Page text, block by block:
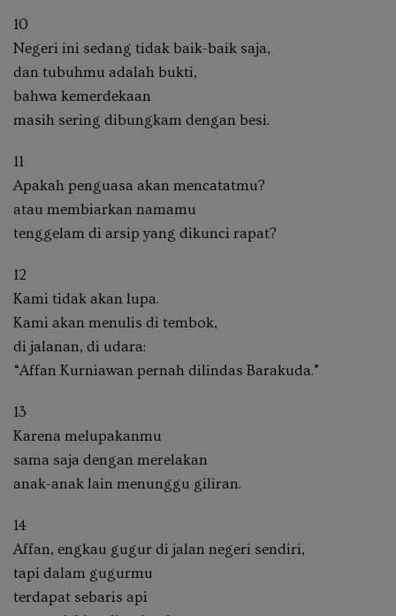
10
Negeri ini sedang tidak baik-baik saja,
dan tubuhmu adalah bukti,
bahwa kemerdekaan
masih sering dibungkam dengan besi.
11
Apakah penguasa akan mencatatmu?
atau membiarkan namamu
tenggelam di arsip yang dikunci rapat?
12
Kami tidak akan lupa.
Kami akan menulis di tembok,
di jalanan, di udara:
“Affan Kurniawan pernah dilindas Barakuda.”
13
Karena melupakanmu
sama saja dengan merelakan
anak-anak lain menunggu giliran.
14
Affan, engkau gugur di jalan negeri sendiri,
tapi dalam gugurmu
terdapat sebaris api